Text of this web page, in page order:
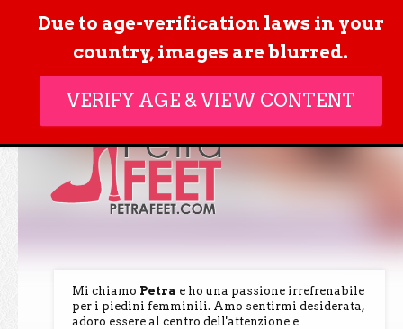
MEMBRI
Mi chiamo Petra e ho una passione irrefrenabile
per i piedini femminili. Amo sentirmi desiderata,
adoro essere al centro dell'attenzione e
Due to age-verification laws in your
country, images are blurred.
VERIFY AGE & VIEW CONTENT